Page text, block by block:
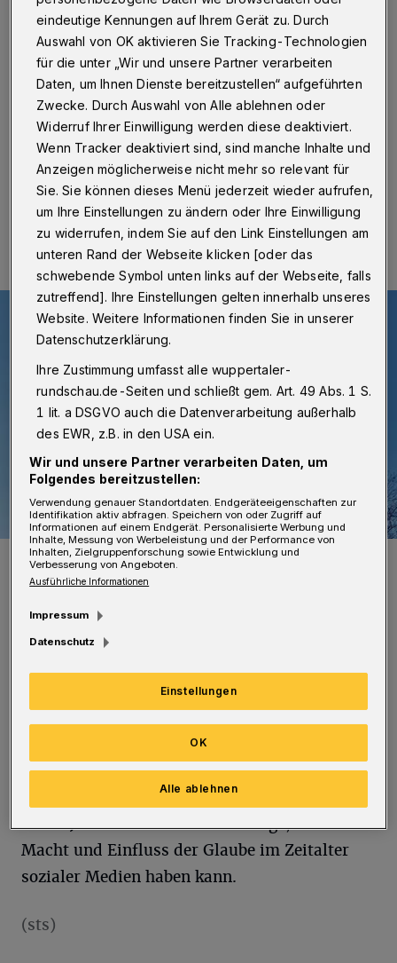
Wuppertal·Das gab es noch nie: Am eingerüsteten
Turm der Alten lutherischen Kirche am Kolk in der
Elberfelder City ist jetzt – sowohl zur Morianstraße als
auch zur Schönen Gasse hin – Werbung für das US-
Film- und Serien-Streaming-Unternehmen „Netflix“
zu sehen.
01.01.2020 , 17:00 Uhr Eine Minute Lesezeit
Kommt der Segen von droben?
Auf einem mehrere Meter hohen und breiten
wird, geht es um die Serie „Messiah“
(englisch = Messias), die am 1. Januar startet.
Deren Thema ist ein vermeintlicher Messias
im 21. Jahrhundert – und die Frage, welche
Macht und Einfluss der Glaube im Zeitalter
sozialer Medien haben kann.
(sts)
eindeutige Kennungen auf Ihrem Gerät zu. Durch
Auswahl von OK aktivieren Sie Tracking-Technologien
für die unter „Wir und unsere Partner verarbeiten
Daten, um Ihnen Dienste bereitzustellen“ aufgeführten
Zwecke. Durch Auswahl von Alle ablehnen oder
Widerruf Ihrer Einwilligung werden diese deaktiviert.
Wenn Tracker deaktiviert sind, sind manche Inhalte und
Anzeigen möglicherweise nicht mehr so relevant für
Sie. Sie können dieses Menü jederzeit wieder aufrufen,
um Ihre Einstellungen zu ändern oder Ihre Einwilligung
zu widerrufen, indem Sie auf den Link Einstellungen am
unteren Rand der Webseite klicken [oder das
schwebende Symbol unten links auf der Webseite, falls
zutreffend]. Ihre Einstellungen gelten innerhalb unseres
Website. Weitere Informationen finden Sie in unserer
Datenschutzerklärung.
Ihre Zustimmung umfasst alle wuppertaler-
rundschau.de-Seiten und schließt gem. Art. 49 Abs. 1 S.
1 lit. a DSGVO auch die Datenverarbeitung außerhalb
des EWR, z.B. in den USA ein.
Wir und unsere Partner verarbeiten Daten, um
Folgendes bereitzustellen:
Verwendung genauer Standortdaten. Endgeräteeigenschaften zur
Identifikation aktiv abfragen. Speichern von oder Zugriff auf
Informationen auf einem Endgerät. Personalisierte Werbung und
Inhalte, Messung von Werbeleistung und der Performance von
Inhalten, Zielgruppenforschung sowie Entwicklung und
Verbesserung von Angeboten.
Ausführliche Informationen
Impressum
Datenschutz
Einstellungen
Alle ablehnen
OK